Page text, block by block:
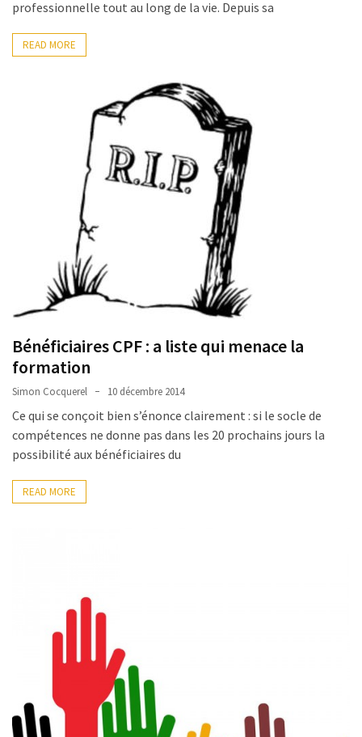
professionnelle tout au long de la vie. Depuis sa
READ MORE
Bénéficiaires CPF : a liste qui menace la
formation
Simon Cocquerel 10 décembre 2014
Ce qui se conçoit bien s’énonce clairement : si le socle de
compétences ne donne pas dans les 20 prochains jours la
possibilité aux bénéficiaires du
READ MORE